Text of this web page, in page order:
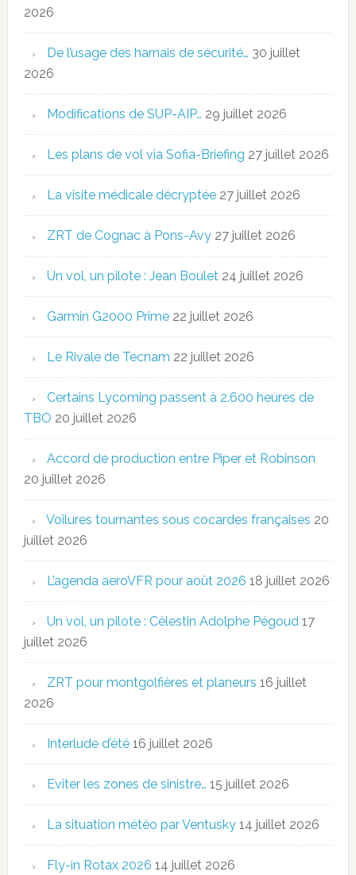
2026
De l’usage des harnais de sécurité… 30 juillet
2026
Modifications de SUP-AIP… 29 juillet 2026
Les plans de vol via Sofia-Briefing 27 juillet 2026
La visite médicale décryptée 27 juillet 2026
ZRT de Cognac à Pons-Avy 27 juillet 2026
Un vol, un pilote : Jean Boulet 24 juillet 2026
Garmin G2000 Prime 22 juillet 2026
Le Rivale de Tecnam 22 juillet 2026
Certains Lycoming passent à 2.600 heures de
TBO 20 juillet 2026
Accord de production entre Piper et Robinson
20 juillet 2026
Voilures tournantes sous cocardes françaises 20
juillet 2026
L’agenda aeroVFR pour août 2026 18 juillet 2026
Un vol, un pilote : Célestin Adolphe Pégoud 17
juillet 2026
ZRT pour montgolfières et planeurs 16 juillet
2026
Interlude d’été 16 juillet 2026
Eviter les zones de sinistre… 15 juillet 2026
La situation météo par Ventusky 14 juillet 2026
Fly-in Rotax 2026 14 juillet 2026